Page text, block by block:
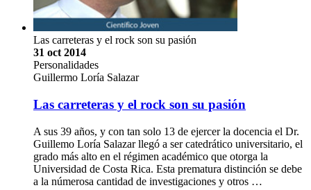
Las carreteras y el rock son su pasión
31 oct 2014
Personalidades
Guillermo Loría Salazar
Las carreteras y el rock son su pasión
A sus 39 años, y con tan solo 13 de ejercer la docencia el Dr.
Guillemo Loría Salazar llegó a ser catedrático universitario, el
grado más alto en el régimen académico que otorga la
Universidad de Costa Rica. Esta prematura distinción se debe
a la númerosa cantidad de investigaciones y otros …